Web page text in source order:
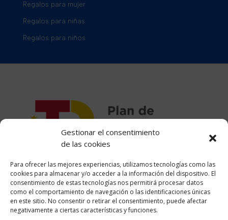
Gestionar el consentimiento
de las cookies
Para ofrecer las mejores experiencias, utilizamos tecnologías como las
cookies para almacenar y/o acceder a la información del dispositivo. El
consentimiento de estas tecnologías nos permitirá procesar datos
como el comportamiento de navegación o las identificaciones únicas
en este sitio. No consentir o retirar el consentimiento, puede afectar
negativamente a ciertas características y funciones.
Regalos para mujer
Regalos para niñas
Regalos para niños
Financiado por la Unión
Europea – NextGenerationEU